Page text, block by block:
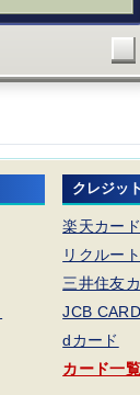
クレジッ
楽天カー
リクルー
三井住友
JCB
dカード
カード一